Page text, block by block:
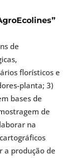
de
florísticos e
planta; 3)
bases de
de
na
a produção de